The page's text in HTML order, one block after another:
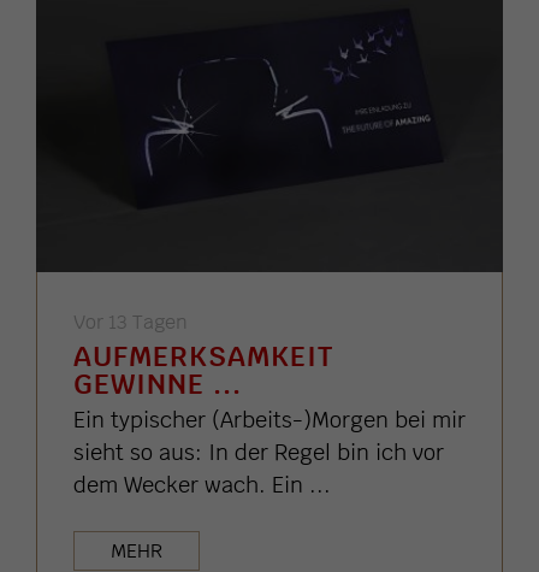
Vor 13 Tagen
AUFMERKSAMKEIT
GEWINNE ...
Ein typischer (Arbeits-)Morgen bei mir
sieht so aus: In der Regel bin ich vor
dem Wecker wach. Ein ...
MEHR